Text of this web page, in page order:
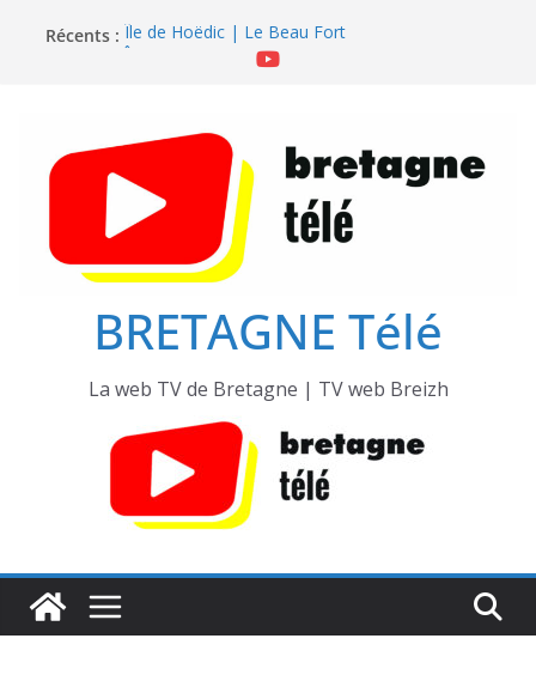
Récents : Île de Hoëdic | Le Beau Fort
Île de Hoëdic | Le Paradis Secret sans Voiture
Île de Hoëdic | Dimanche le Jour du Zodiac
BRETAGNE Télé
La web TV de Bretagne | TV web Breizh